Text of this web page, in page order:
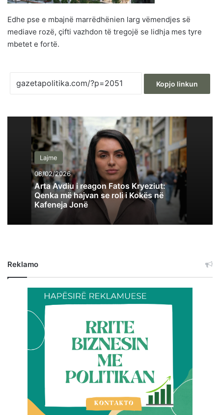
Edhe pse e mbajnë marrëdhënien larg vëmendjes së
mediave rozë, çifti vazhdon të tregojë se lidhja mes tyre
mbetet e fortë.
Kopjo linkun
Lajme
08/02/2026
Arta Avdiu i reagon Fatos Kryeziut:
Qenka më hajvan se roli i Kokës në
Kafeneja Jonë
Reklamo